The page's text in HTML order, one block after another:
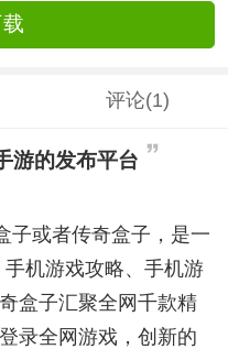
载
评论(1)
游的发布平台
子或者传奇盒子，是一
机游戏攻略、手机游
盒子汇聚全网千款精
录全网游戏，创新的